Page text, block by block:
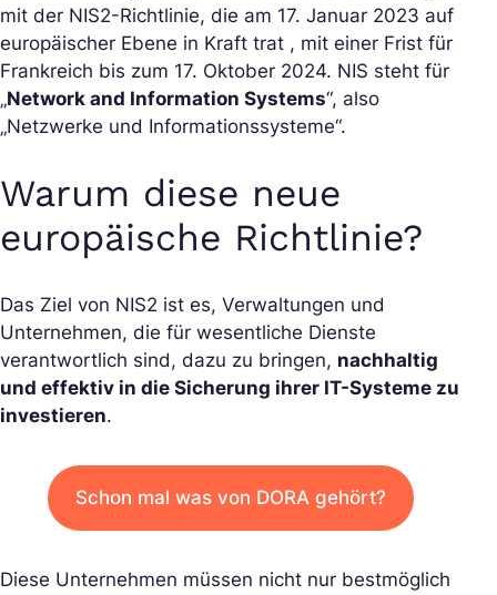
mit der NIS2-Richtlinie, die am 17. Januar 2023 auf
europäischer Ebene in Kraft trat , mit einer Frist für
Frankreich bis zum 17. Oktober 2024. NIS steht für
„Network and Information Systems“, also
„Netzwerke und Informationssysteme“.
Warum diese neue
europäische Richtlinie?
Das Ziel von NIS2 ist es, Verwaltungen und
Unternehmen, die für wesentliche Dienste
verantwortlich sind, dazu zu bringen, nachhaltig
und effektiv in die Sicherung ihrer IT-Systeme zu
investieren.
Schon mal was von DORA gehört?
Diese Unternehmen müssen nicht nur bestmöglich